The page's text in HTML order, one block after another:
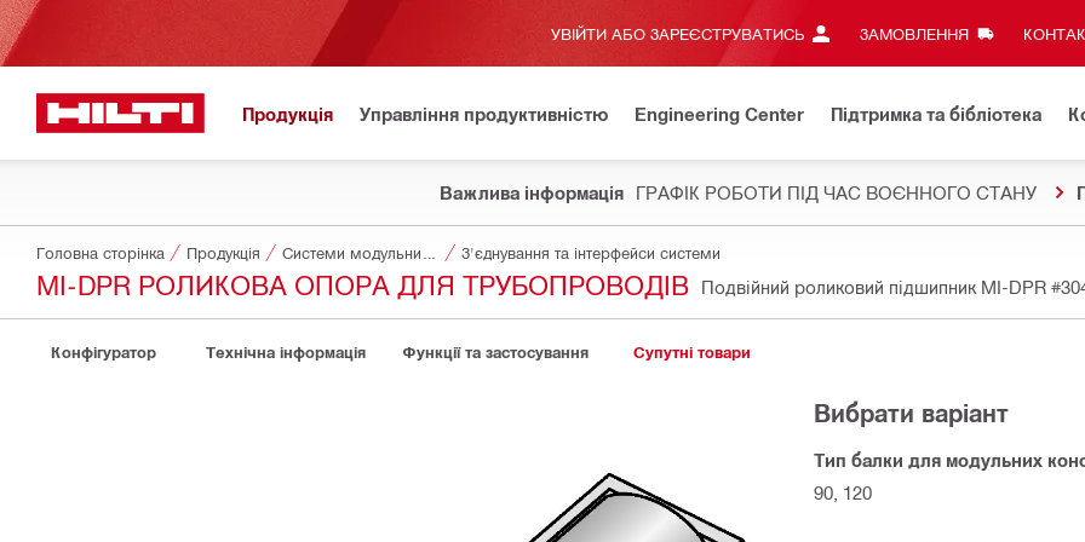
УВІЙТИ АБО ЗАРЕЄСТРУВАТИСЬ ЗАМОВЛЕННЯ
Продукція Управління продуктивністю Engineering Center Підтримка та бібліотека
Важлива інформація ГРАФІК РОБОТИ ПІД ЧАС ВОЄННОГО СТАНУ
Головна сторінка Продукція З'єднування та інтерфейси системи
MI-DPR РОЛИКОВА ОПОРА ДЛЯ ТРУБОПРОВОДІВ Подвійний роликовий підшипник MI-DPR
Конфігуратор Технічна інформація Функції та застосування Супутні товари
Вибрати варіант
Тип балки для модульних
90, 120